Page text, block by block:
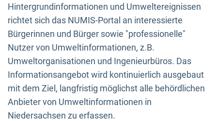
Hintergrundinformationen und Umweltereignissen
richtet sich das NUMIS-Portal an interessierte
Bürgerinnen und Bürger sowie "professionelle"
Nutzer von Umweltinformationen, z.B.
Umweltorganisationen und Ingenieurbüros. Das
Informationsangebot wird kontinuierlich ausgebaut
mit dem Ziel, langfristig möglichst alle behördlichen
Anbieter von Umweltinformationen in
Niedersachsen zu erfassen.